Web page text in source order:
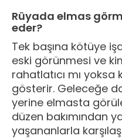
Rüyada elmas
eder?
Tek başına kötüye
eski görünmesi ve
rahatlatıcı mı yoksa
gösterir. Geleceğe
yerine elmasta
düzen bakımından
yaşananlarla